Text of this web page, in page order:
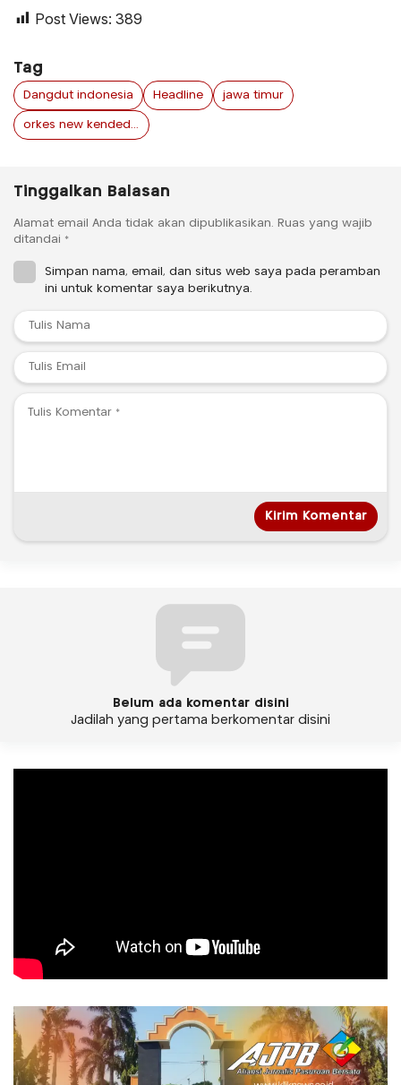
Post Views: 389
Tag
Dangdut indonesia Headline jawa timur
orkes new kendedes
Tinggalkan Balasan
Alamat email Anda tidak akan dipublikasikan. Ruas yang wajib
ditandai *
Simpan nama, email, dan situs web saya pada peramban
ini untuk komentar saya berikutnya.
Belum ada komentar disini
Jadilah yang pertama berkomentar disini